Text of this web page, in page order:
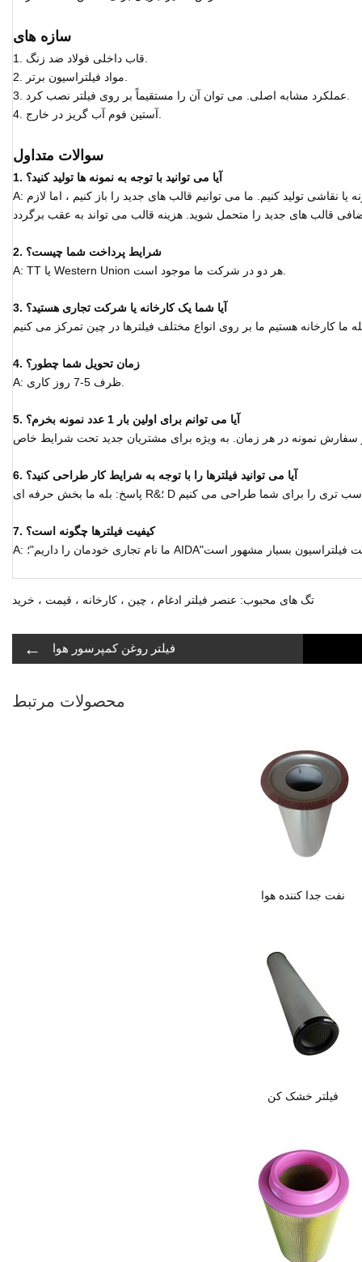
سازه های
سوالات متداول
1. آیا می توانید با توجه به نمونه ها تولید کنید؟
A: بله ، ما می توانیم به عنوان درخواست شما با نمونه یا نقاشی تولید کنیم. ما می توانیم قالب های جدید را باز کنیم ، اما لازم
2. شرایط پرداخت شما چیست؟
3. آیا شما یک کارخانه یا شرکت تجاری هستید؟
4. زمان تحویل شما چطور؟
5. آیا می توانم برای اولین بار 1 عدد نمونه بخرم؟
6. آیا می توانید فیلترها را با توجه به شرایط کار طراحی کنید؟
7. کیفیت فیلترها چگونه است؟
تگ های محبوب: عنصر فیلتر ادغام ، چین ، کارخانه ، قیمت ، خرید
← فیلتر روغن کمپرسور هوا
محصولات مرتبط
نفت جدا کننده هوا
فیلتر خشک کن